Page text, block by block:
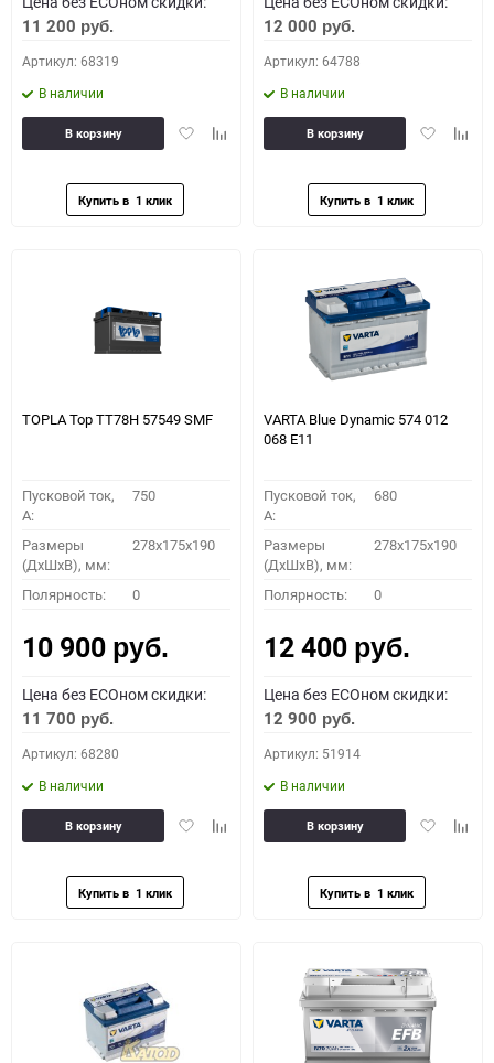
11 200 руб.
Артикул: 68319
В наличии
ДобавитьДобавить
В корзину
12 000 руб.
Артикул: 64788
В наличии
Добавить
В корзину
TOPLA Top TT78H 57549 SMF
Пусковой ток,
A:
750
Размеры
(ДхШхВ), мм:
278x175x190
Полярность: 0
10 900 руб.
Цена без ECOном скидки:
11 700 руб.
Артикул: 68280
В наличии
ДобавитьДобавить
В корзину
VARTA Blue Dynamic 574 012
068 E11
Пусковой ток,
A:
680
Размеры
(ДхШхВ), мм:
278x175x190
Полярность: 0
12 400 руб.
Цена без ECOном скидки:
12 900 руб.
Артикул: 51914
В наличии
Добавить
В корзину